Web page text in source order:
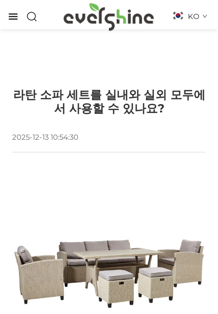
KO
라탄 소파 세트를 실내와 실외 모두에
서 사용할 수 있나요?
2025-12-13 10:54:30